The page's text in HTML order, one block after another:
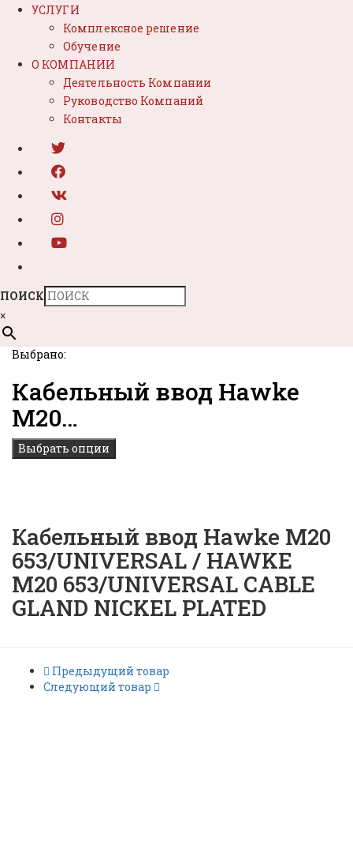
УСЛУГИ
Комплексное решение
Обучение
О КОМПАНИИ
Деятельность Компании
Руководство Компаний
Контакты
ПОИСК
×
Выбрано:
Кабельный ввод Hawke
M20…
Выбрать опции
Кабельный ввод Hawke M20
653/UNIVERSAL / HAWKE
M20 653/UNIVERSAL CABLE
GLAND NICKEL PLATED
Предыдущий товар
Следующий товар